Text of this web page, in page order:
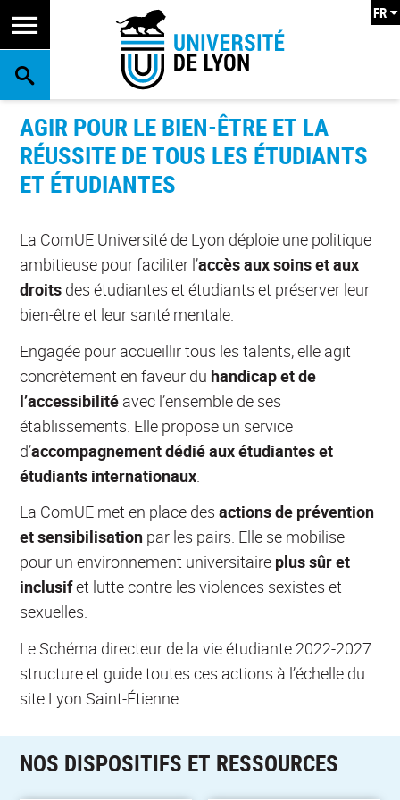
RECHERCHE
FR
AGIR POUR LE BIEN-ÊTRE ET LA
RÉUSSITE DE TOUS LES ÉTUDIANTS
ET ÉTUDIANTES
La ComUE Université de Lyon déploie une politique
ambitieuse pour faciliter l’accès aux soins et aux
droits des étudiantes et étudiants et préserver leur
bien-être et leur santé mentale.
Engagée pour accueillir tous les talents, elle agit
concrètement en faveur du handicap et de
l’accessibilité avec l’ensemble de ses
établissements. Elle propose un service
d’accompagnement dédié aux étudiantes et
étudiants internationaux
La ComUE met en place desactions de prévention
et sensibilisation par les pairs. Elle se mobilise
pour un environnement universitaire plus sûr et
inclusifet lutte contre les violences sexistes et
sexuelles.
Le Schéma directeur de la vie étudiante 2022-2027
structure et guide toutes ces actions à l’échelle du
site Lyon Saint-Étienne.
NOS DISPOSITIFS ET RESSOURCES
Feuille de route pilotée
par la ComUE et le
de la politique vie
étudiante sur le site
et contacts utiles pour
physique et mentale
étudiants.
Accueil et